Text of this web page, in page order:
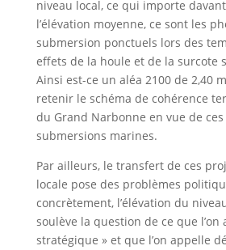
niveau local, ce qui importe
l’élévation moyenne, ce sont les
submersion ponctuels lors des
effets de la houle et de la surcote
Ainsi est-ce un aléa 2100 de 2,40
retenir le schéma de cohérence
du Grand Narbonne en vue de
submersions marines.
Par ailleurs, le transfert de ces
locale pose des problèmes
concrètement, l’élévation du
soulève la question de ce que
stratégique » et que l’on appelle